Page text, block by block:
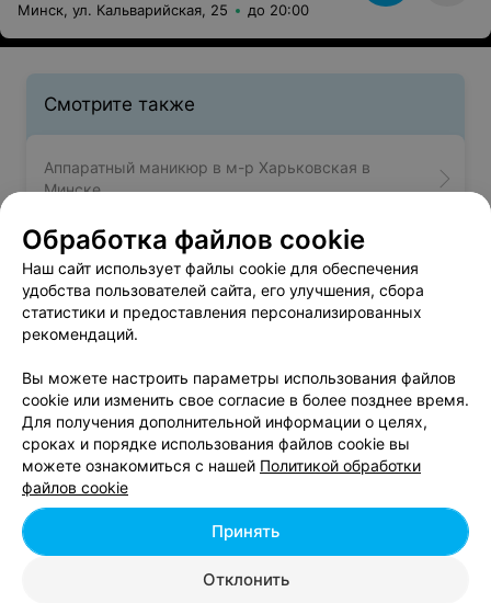
Минск, ул. Кальварийская, 25 до 20:00
Смотрите также
Аппаратный маникюр в м-р Харьковская в
Минске
Вам будет интересно
Салоны красоты в Центре Минска
Салоны красоты в м-р Новая Боровая в Минске
Салоны красоты в Военном городке в Минске
Обработка файлов cookie
Наш сайт использует файлы cookie для обеспечения
удобства пользователей сайта, его улучшения, сбора
статистики и предоставления персонализированных
рекомендаций.
Вы можете настроить параметры использования файлов
cookie или изменить свое согласие в более позднее время.
Для получения дополнительной информации о целях,
сроках и порядке использования файлов cookie вы
можете ознакомиться с нашей Политикой обработки
файлов cookie
Отклонить
Принять